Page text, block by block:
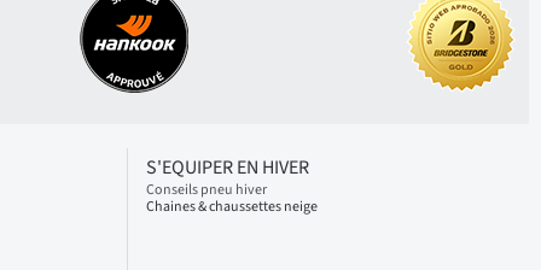
S'EQUIPER EN HIVER
Conseils pneu hiver
Chaines & chaussettes neige